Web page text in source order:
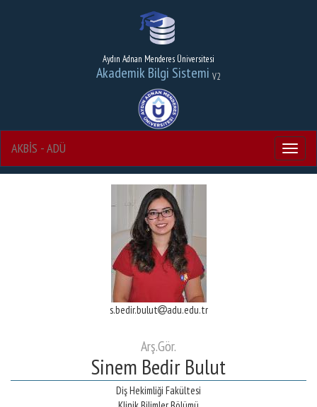
Aydın Adnan Menderes Üniversitesi
Akademik Bilgi Sistemi V2
Menu
AKBİS - ADÜ
s.bedir.bulut adu.edu.tr
Arş.Gör.
Sinem Bedir Bulut
Diş Hekimliği Fakültesi